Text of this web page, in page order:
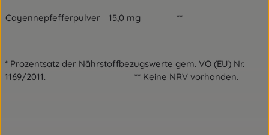
Cayennepfefferpulver 15,0 mg **
* Prozentsatz der Nährstoffbezugswerte gem. VO (EU) Nr.
1169/2011. ** Keine NRV vorhanden.